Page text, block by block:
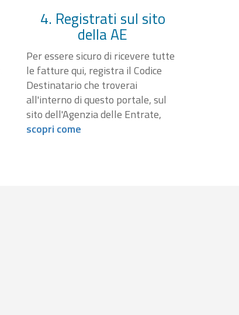
4. Registrati sul sito
della AE
Per essere sicuro di ricevere tutte
le fatture qui, registra il Codice
Destinatario che troverai
all'interno di questo portale, sul
sito dell'Agenzia delle Entrate,
scopri come